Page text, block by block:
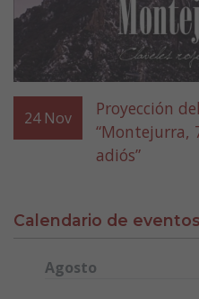
24 Nov
Proyección
“Montejurra,
adiós”
Calendario de eventos
Agosto